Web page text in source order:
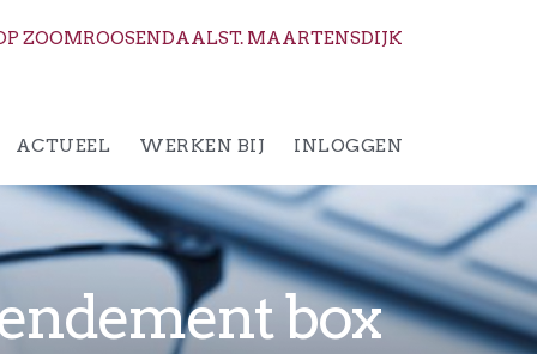
ZOOMROOSENDAALST. MAARTENSDIJK
ACTUEEL WERKEN BIJ INLOGGEN
box